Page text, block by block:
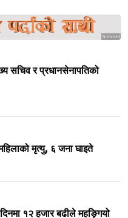
Sponsored
सचिव र प्रधानसेनापतिको
मृत्यु, ६ जना घाइते
१२ हजार बढीले महङ्गियो